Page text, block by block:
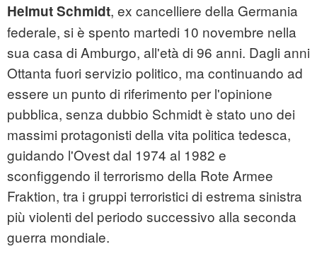
Helmut Schmidt, ex cancelliere della Germania
federale, si è spento martedi 10 novembre nella
sua casa di Amburgo, all'età di 96 anni. Dagli anni
Ottanta fuori servizio politico, ma continuando ad
essere un punto di riferimento per l'opinione
pubblica, senza dubbio Schmidt è stato uno dei
massimi protagonisti della vita politica tedesca,
guidando l'Ovest dal 1974 al 1982 e
sconfiggendo il terrorismo della Rote Armee
Fraktion, tra i gruppi terroristici di estrema sinistra
più violenti del periodo successivo alla seconda
guerra mondiale.